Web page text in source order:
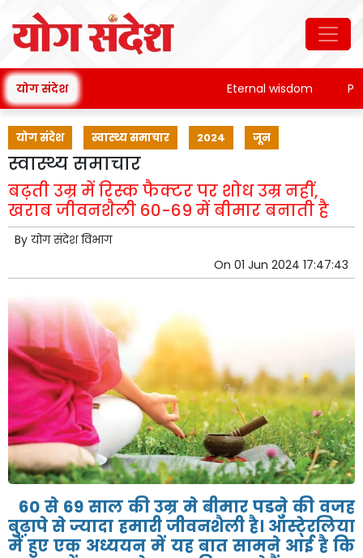
योग संदेश Eternal wisdom
योग संदेश स्वास्थ्य समाचार 2024 जून
स्वास्थ्य समाचार
बढ़ती उम्र में रिस्क फैक्टर पर शोध उम्र नहीं,
खराब जीवनशैली 60-69 में बीमार बनाती है
By योग संदेश विभाग
On 01 Jun 2024 17:47:43
60 से69 साल की उम्र मे बीमार पडऩे की वजह
बुढ़ापेसेज्यादा हमारीजीवनशैलीहै। ऑस्टे्रलिया
में हुए एक अध्ययन में यह बात सामने आई है कि